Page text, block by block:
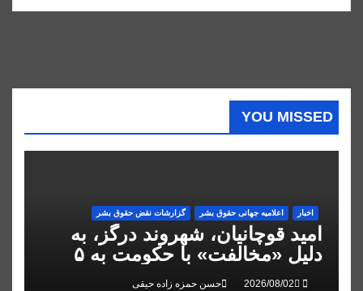
YOU MISSED
اخبار اعلاميه جهانی حقوق بشر گزارشات نقض حقوق بشر
امید قوچانیان، شهروند درگز، به
دلیل «مخالفت» با حکومت به ۵
سال زندان محکوم شد
حسن حمزه زاده حیقی